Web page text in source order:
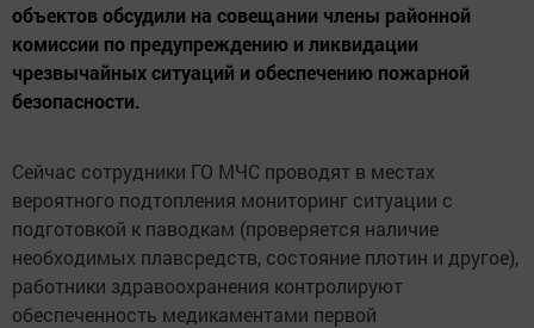
объектов обсудили на совещании члены районной
комиссии по предупреждению и ликвидации
чрезвычайных ситуаций и обеспечению пожарной
безопасности.
Сейчас сотрудники ГО МЧС проводят в местах
вероятного подтопления мониторинг ситуации с
подготовкой к паводкам (проверяется наличие
необходимых плавсредств, состояние плотин и другое),
работники здравоохранения контролируют
обеспеченность медикаментами первой